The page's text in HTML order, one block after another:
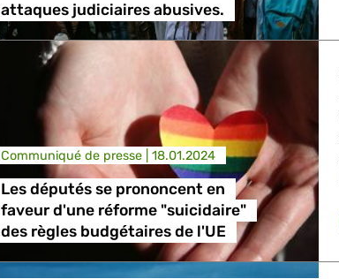
attaques judiciaires abusives.
Communiqué de presse | 18.01.2024
Les députés se prononcent en
faveur d'une réforme "suicidaire"
des règles budgétaires de l'UE